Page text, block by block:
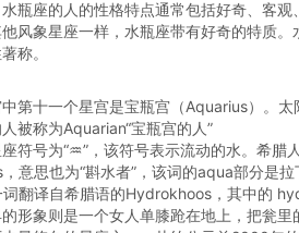
瓶座的人的性格特点通常包括好奇、客
风象星座一样，水瓶座带有好奇的特质
称。
第十一个星宫是宝瓶宫（Aquarius）。
被称为Aquarian“宝瓶宫的人”
符号为“♒︎”，该符号表示流动的水。希
意思也为“斟水者”，该词的aqua部分是
翻译自希腊语的Hydrokhoos，其中的
形象则是一个女人单膝跄在地上，把瓮